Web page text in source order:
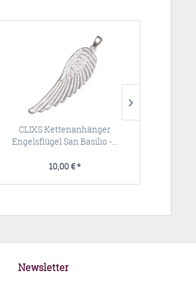
CLIXS Kettenanhänger
Engelsflügel San Basilio -...
10,00 € *
Newsletter